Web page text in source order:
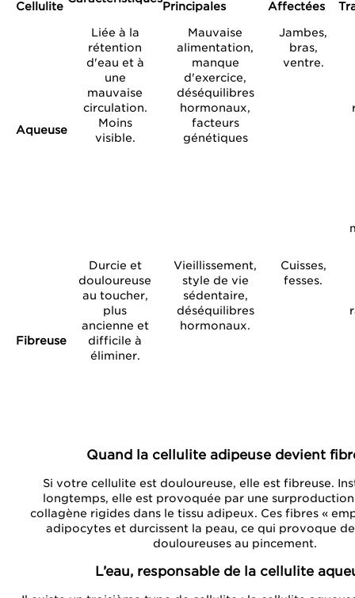
Cellulite
Principales
Affectées
Aqueuse
Liée à la
rétention
d'eau et à
une
mauvaise
circulation.
Moins
visible.
Mauvaise
alimentation,
manque
d'exercice,
déséquilibres
hormonaux,
facteurs
génétiques
Jambes,
bras,
ventre.
Fibreuse
Durcie et
douloureuse
au toucher,
plus
ancienne et
difficile à
éliminer.
Vieillissement,
style de vie
sédentaire,
déséquilibres
hormonaux.
Cuisses,
fesses.
Quand la cellulite adipeuse devient
Si votre cellulite est douloureuse, elle est fibreuse.
longtemps, elle est provoquée par une
collagène rigides dans le tissu adipeux. Ces fibres «
adipocytes et durcissent la peau, ce qui provoque
douloureuses au pincement.
L’eau, responsable de la cellulite